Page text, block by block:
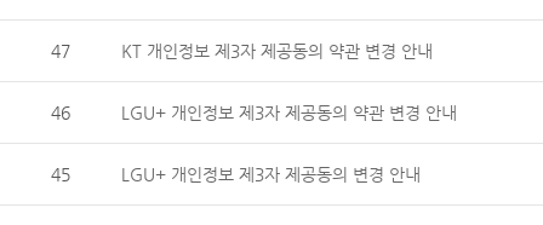
47 KT 개인정보 제3자 제공동의 약관 변경 안내
46 LGU+ 개인정보 제3자 제공동의 약관 변경 안내
45 LGU+ 개인정보 제3자 제공동의 변경 안내